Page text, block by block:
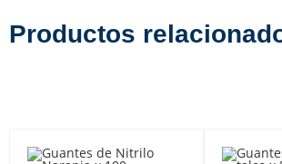
Productos